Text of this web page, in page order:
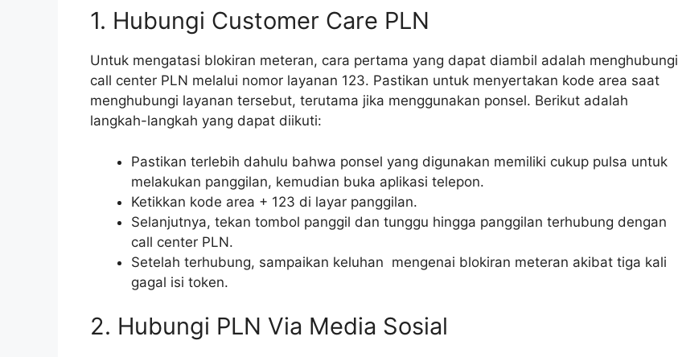
1. Hubungi Customer Care PLN
Untuk mengatasi blokiran meteran, cara pertama yang dapat diambil adalah menghubungi
call center PLN melalui nomor layanan 123. Pastikan untuk menyertakan kode area saat
menghubungi layanan tersebut, terutama jika menggunakan ponsel. Berikut adalah
langkah-langkah yang dapat diikuti:
Pastikan terlebih dahulu bahwa ponsel yang digunakan memiliki cukup pulsa untuk
melakukan panggilan, kemudian buka aplikasi telepon.
Ketikkan kode area + 123 di layar panggilan.
Selanjutnya, tekan tombol panggil dan tunggu hingga panggilan terhubung dengan
call center PLN.
Setelah terhubung, sampaikan keluhan mengenai blokiran meteran akibat tiga kali
gagal isi token.
2. Hubungi PLN Via Media Sosial